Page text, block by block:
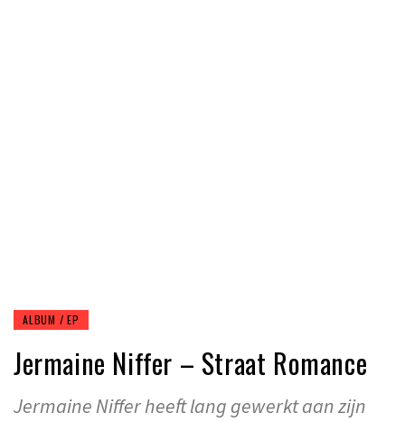
ALBUM / EP
Jermaine Niffer – Straat Romance
Jermaine Niffer heeft lang gewerkt aan zijn